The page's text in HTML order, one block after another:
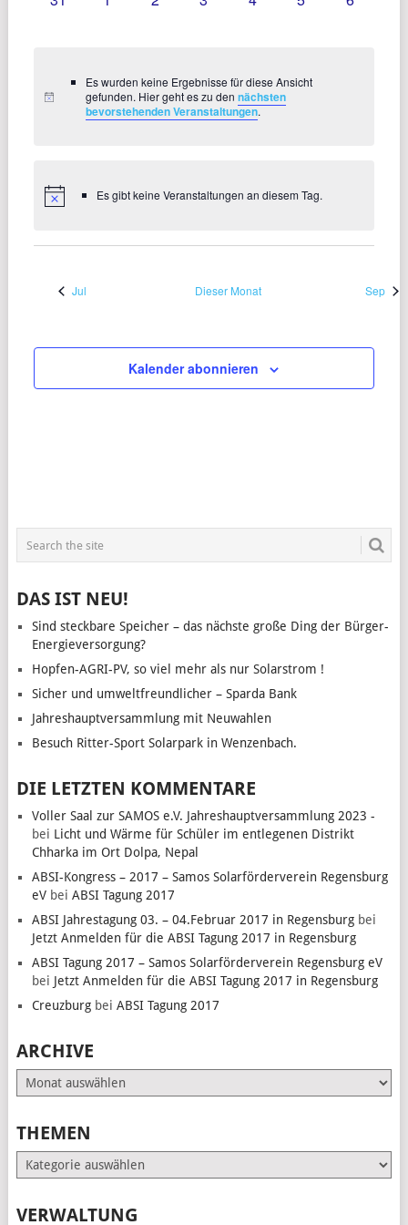
Es wurden keine Ergebnisse für diese Ansicht
gefunden. Hier geht es zu den nächsten
bevorstehenden Veranstaltungen.
Es gibt keine Veranstaltungen an diesem Tag.
Jul Dieser Monat Sep
Kalender abonnieren
DAS IST NEU!
Sind steckbare Speicher – das nächste große Ding der Bürger-
Energieversorgung?
Hopfen-AGRI-PV, so viel mehr als nur Solarstrom !
Sicher und umweltfreundlicher – Sparda Bank
Jahreshauptversammlung mit Neuwahlen
Besuch Ritter-Sport Solarpark in Wenzenbach.
DIE LETZTEN KOMMENTARE
Voller Saal zur SAMOS e.V. Jahreshauptversammlung 2023 -
bei Licht und Wärme für Schüler im entlegenen Distrikt
Chharka im Ort Dolpa, Nepal
ABSI-Kongress – 2017 – Samos Solarförderverein Regensburg
eVbei ABSI Tagung 2017
ABSI Jahrestagung 03. – 04.Februar 2017 in Regensburgbei
Jetzt Anmelden für die ABSI Tagung 2017 in Regensburg
ABSI Tagung 2017 – Samos Solarförderverein Regensburg eV
bei Jetzt Anmelden für die ABSI Tagung 2017 in Regensburg
Creuzburgbei ABSI Tagung 2017
ARCHIVE
Archive
THEMEN
Themen
VERWALTUNG